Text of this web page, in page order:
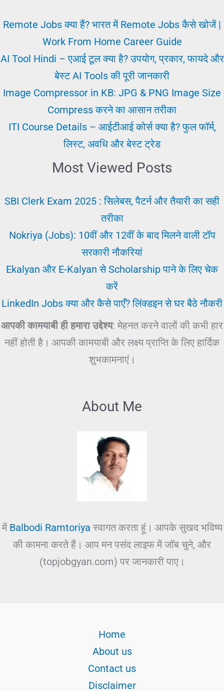
अर्जेंट
मिले।
Karne
Pahle
Remote Jobs क्या हैं? भारत में Remote Jobs कैसे खोजें |
Work From Home Career Guide
AI Tool Hindi – एआई टूल क्या है? उपयोग, प्रकार, फायदे और
बेस्ट AI Tools की पूरी जानकारी
Image Compressor in KB: JPG & PNG Image Size
Compress करने का आसान तरीका
ITI Course Details – आईटीआई कोर्स क्या है? फुल फॉर्म,
लिस्ट, अवधि और बेस्ट ट्रेड
Most Viewed Posts
SBI Clerk Exam 2025 : सिलेबस, पैटर्न और तैयारी का सही
तरीका
Nokriya (Jobs): 10वीं और 12वीं के बाद मिलने वाली टॉप
सरकारी नौकरियां
Ekalyan और E-Kalyan से Scholarship पाने के लिए चेक
करें
LinkedIn Jobs क्या और कैसे पाएँ? लिंक्डइन से घर बैठे नौकरी
आपकी कामयाबी ही हमारा उद्देश्य: मेहनत करने वालों की कभी हार
नहीं होती है। आपकी कामयाबी और लक्ष्य प्राप्ति के लिए हार्दिक
शुभकामनाएं।
About Me
में Balbodi Ramtoriya स्वागत करता हूं। आपके सुखद भविष्य
की कामना करते हैं। आप मन पसंद लाइफ में जॉब चुने, और
(topjobgyan.com) पर जानकारी पाए।
Home
About us
Contact us
Disclaimer